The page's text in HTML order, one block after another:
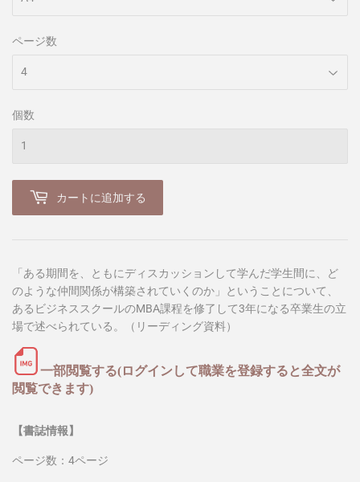
ページ数
個数
カートに追加する
「ある期間を、ともにディスカッションして学んだ学生間に、ど
のような仲間関係が構築されていくのか」ということについて、
あるビジネススクールのMBA課程を修了して3年になる卒業生の立
場で述べられている。（リーディング資料）
一部閲覧する(ログインして職業を登録すると全文が
閲覧できます)
【書誌情報】
ページ数：4ページ